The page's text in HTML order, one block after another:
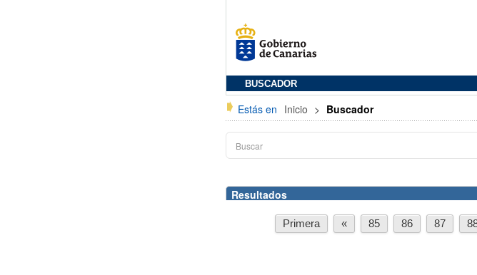
BUSCADOR
Estás en Inicio > Buscador
Resultados
Primera « 85 86 87